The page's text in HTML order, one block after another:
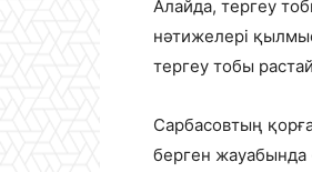
Алайда, тергеу
нәтижелері
тергеу тобы
Сарбасовтың
берген